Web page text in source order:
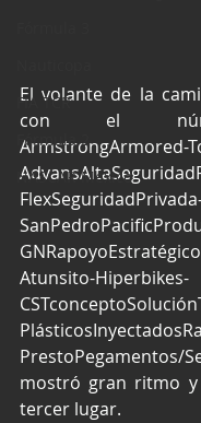
FIA TCR
Fórmula 2
NASCAR México
El volante de la
con el
ArmstrongArmored-
Atunsito-Hiperbikes-
PrestoPegamentos/
mostró gran ritmo
tercer lugar.